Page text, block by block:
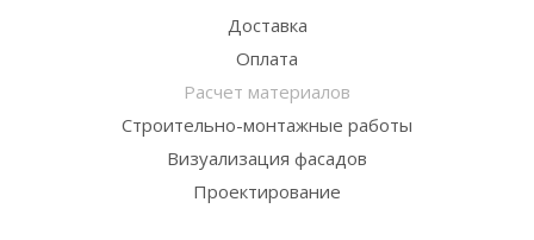
Доставка
Оплата
Расчет материалов
Строительно-монтажные работы
Визуализация фасадов
Проектирование